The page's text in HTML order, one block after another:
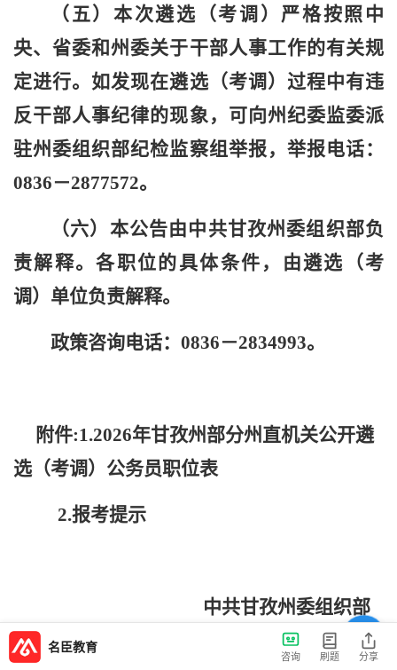
（五）本次遴选（考调）严格按照中
央、省委和州委关于干部人事工作的有关规
定进行。如发现在遴选（考调）过程中有违
反干部人事纪律的现象，可向州纪委监委派
驻州委组织部纪检监察组举报，举报电话：
0836－2877572。
（六）本公告由中共甘孜州委组织部负
责解释。各职位的具体条件，由遴选（考
调）单位负责解释。
政策咨询电话：0836－2834993。
附件:1.2026年甘孜州部分州直机关公开遴
选（考调）公务员职位表
2.报考提示
中共甘孜州委组织部
名臣教育
咨询 刷题 分享